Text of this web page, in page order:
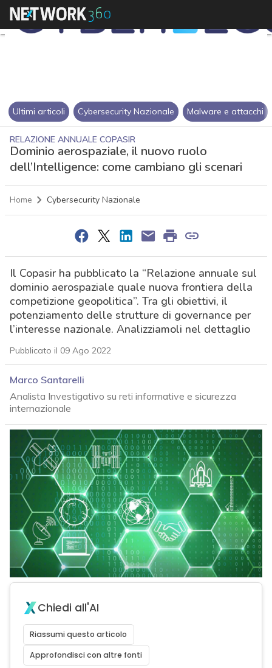
Ultimi articoli Cybersecurity Nazionale Malware e attacchi
RELAZIONE ANNUALE COPASIR
Dominio aerospaziale, il nuovo ruolo
dell’Intelligence: come cambiano gli scenari
Home Cybersecurity Nazionale
Il Copasir ha pubblicato la “Relazione annuale sul
dominio aerospaziale quale nuova frontiera della
competizione geopolitica”. Tra gli obiettivi, il
potenziamento delle strutture di governance per
l’interesse nazionale. Analizziamoli nel dettaglio
Pubblicato il 09 Ago 2022
Marco Santarelli
Analista Investigativo su reti informative e sicurezza
internazionale
Chiedi all'AI
Riassumi questo articolo
Approfondisci con altre fonti